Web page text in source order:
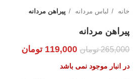
خانه لباس مردانه پیراهن مردانه
پیراهن مردانه
265,000 تومان 119,000 تومان
در انبار موجود نمی باشد